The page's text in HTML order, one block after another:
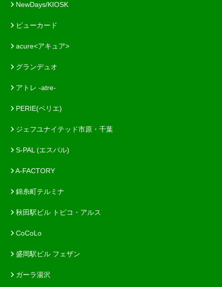
NewDays/KIOSK
ビューカード
acure<アキュア>
グランデュオ
アトレ -atre-
PERIE(ペリエ)
ジェフユナイテッド市原・千葉
S-PAL (エスパル)
A-FACTORY
錦糸町テルミナ
秋田駅ビル トピコ・アルス
CoCoLo
盛岡駅ビル フェザン
ガーラ湯沢